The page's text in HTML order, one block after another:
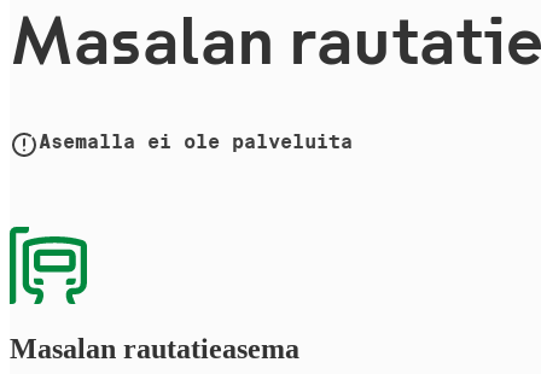
Masalan
Asemalla ei ole palveluita
Masalan rau­ta­tie­a­se­ma